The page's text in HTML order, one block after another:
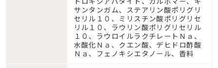
サンタンガム、ステアリン酸ポリグリ
セリル１０、ミリスチン酸ポリグリセ
リル１０、ラウリン酸ポリグリセリル
１０、ラウロイルラクチレートＮａ、
水酸化Ｎａ、クエン酸、デヒドロ酢酸
Ｎａ、フェノキシエタノール、香料